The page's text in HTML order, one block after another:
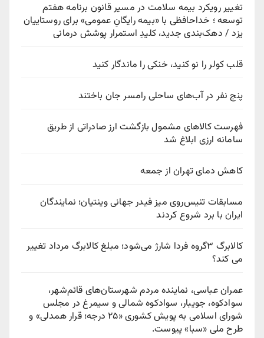
تغییر رویکرد بیمه سلامت در مسیر قانون برنامه هفتم
توسعه ؛ خداحافظی با «بیمه رایگانِ عمومی» برای روستاییان
یزد / دهک‌بندی جدید، کلیدِ استمرار پوشش درمانی
قلب کولر را نو کنید، خنکی را ماندگار کنید
پنج نفر در آب‌های ساحلی رامسر جان باختند
فهرست کالاهای مشمول بازگشت ارز صادراتی از طریق
سامانه ارزی ابلاغ شد
کاهش دمای تهران از جمعه
مسابقات تنیس‌روی میز فیدر جهانی وینتیان؛ نمایندگان
ایران با برد شروع کردند
کالابرگ ۳گروه فردا شارژ می‌شود؛ مبلغ کالابرگ مرداد تغییر
می کند؟
عمران عباسی، نماینده مردم شهرستان‌های قائم‌شهر،
سوادكوه، جویبار، سوادكوه شمالی و سیمرغ در مجلس
شورای اسلامی به پویش كشوری «۲۵ درجه؛ قرار همدلی» و
طرح ملی «سبا» پیوست.